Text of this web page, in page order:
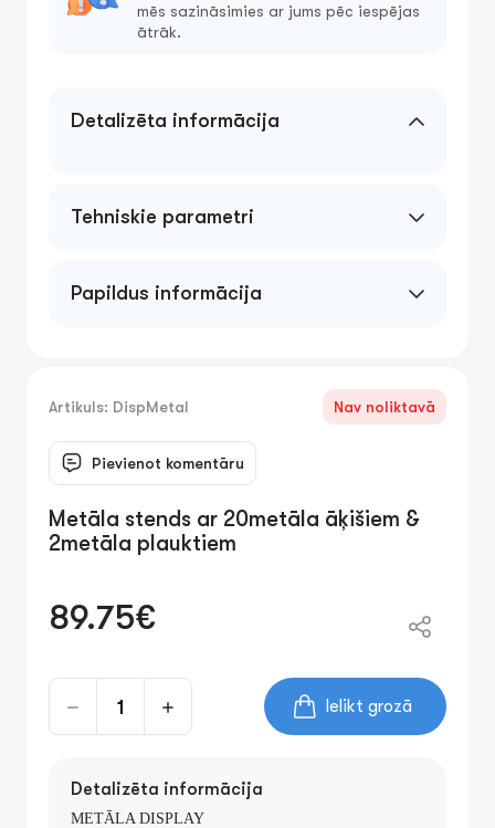
mēs sazināsimies ar jums pēc iespējas
ātrāk.
Detalizēta informācija
Tehniskie parametri
Papildus informācija
Artikuls: DispMetal Nav noliktavā
Pievienot komentāru
Metāla stends ar 20metāla āķišiem &
2metāla plauktiem
89.75€
Ielikt grozā
Detalizēta informācija
METĀLA DISPLAY